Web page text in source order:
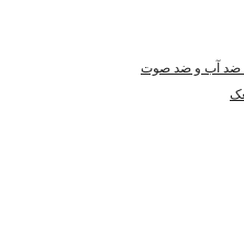
ضد آب و ضد صوت